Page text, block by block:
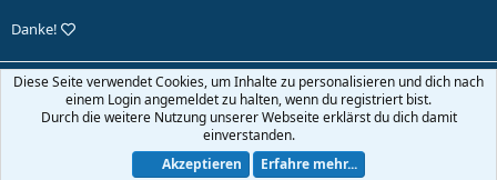
Danke!
Default-Theme
Nutzungsbedingungen
Datenschutz Hilfe und Impressum Start
Community platform by XenForo® © 2010-2026 XenForo Ltd.
Diese Seite verwendet Cookies, um Inhalte zu personalisieren und dich nach
einem Login angemeldet zu halten, wenn du registriert bist.
Durch die weitere Nutzung unserer Webseite erklärst du dich damit
einverstanden.
Akzeptieren
Erfahre mehr...